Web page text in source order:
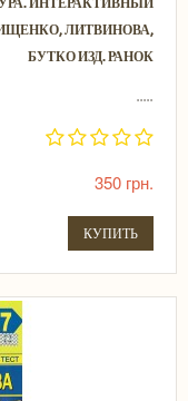
ЛИТВИНОВА,
БУТКО ИЗД. РАНОК
.....
350 грн.
КУПИТЬ